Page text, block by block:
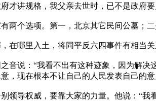
才讲规格，我父亲去世时，已不是政府要
个选项。第一，北京其它民间公墓；二
哪里入土，将同平反六四事件有相当关
说：“我看不出有这种迹象，因为解决
，现在根本不让自己的人民发表自己的
导权威，要靠大家的力量。他说：“我